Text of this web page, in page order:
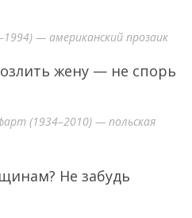
— американский прозаик
жену — не спорь
(1934–2010) — польская
Не забудь